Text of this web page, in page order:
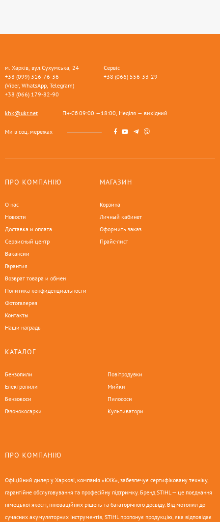
м. Харків, вул.Сухумська, 24
+38 (099) 316-76-36
(Viber, WhatsApp, Telegram)
+38 (066) 179-82-90
Сервіс
+38 (066) 556-33-29
khk@ukr.net Пн-Сб 09:00 —18:00, Неділя — вихідний
Ми в соц. мережах
ПРО КОМПАНІЮ
О нас
Новости
Доставка и оплата
Сервисный центр
Вакансии
Гарантия
Возврат товара и обмен
Политика конфиденциальности
Фотогалерея
Контакты
Наши награды
МАГАЗИН
Корзина
Личный кабинет
Оформить заказ
Прайс-лист
КАТАЛОГ
Бензопили
Електропили
Бензокоси
Газонокосарки
Повітродувки
Мийки
Пилососи
Культиватори
ПРО КОМПАНІЮ
Офіційний дилер у Харкові, компанія «КХК», забезпечує сертифіковану техніку,
гарантійне обслуговування та професійну підтримку. Бренд STIHL — це поєднання
німецької якості, інноваційних рішень та багаторічного досвіду. Від мотопил до
сучасних акумуляторних інструментів, STIHL пропонує продукцію, яка відповідає